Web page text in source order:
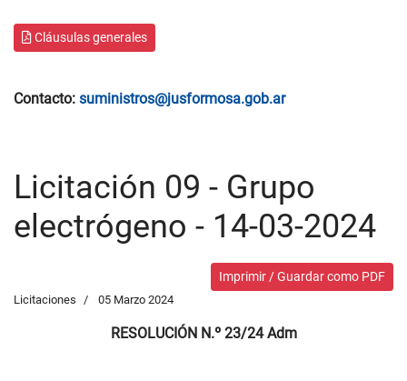
Cláusulas generales
Contacto: suministros@jusformosa.gob.ar
Licitación 09 - Grupo
electrógeno - 14-03-2024
Imprimir / Guardar como PDF
Licitaciones 05 Marzo 2024
RESOLUCIÓN N.º 23/24 Adm